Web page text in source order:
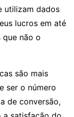
utilizam dados
lucros em até
que não o
são mais
ser o número
de conversão,